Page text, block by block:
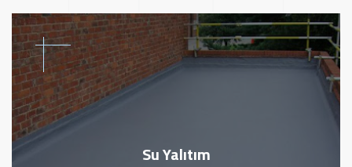
Su Yalıtım